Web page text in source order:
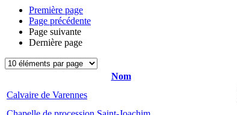
Première page
Page précédente
Page suivante
Dernière page
Nom
Calvaire de Varennes